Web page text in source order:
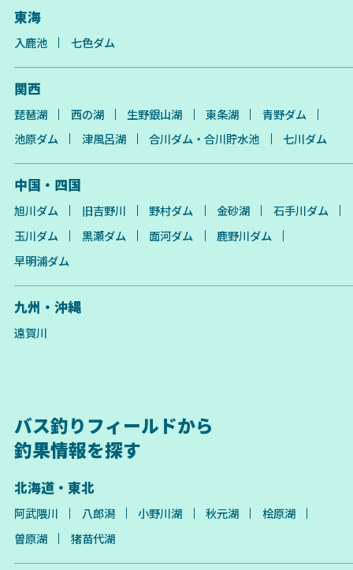
東海
入鹿池 七色ダム
関西
琵琶湖 西の湖 生野銀山湖 東条湖
青野ダム
池原ダム
津風呂湖 合川ダム・合川貯水池 七川ダム
中国・四国
旭川ダム 旧吉野川 野村ダム 金砂湖
石手川ダム
玉川ダム
黒瀬ダム 面河ダム
鹿野川ダム
早明浦ダム
九州・沖縄
遠賀川
バス釣りフィールドから
釣果情報を探す
北海道・東北
阿武隈川 八郎潟 小野川湖 秋元湖
桧原湖
曽原湖
猪苗代湖